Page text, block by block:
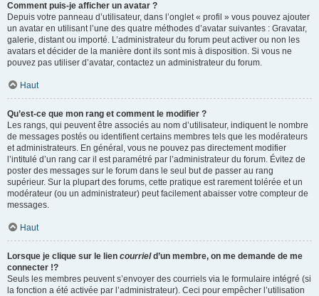
Comment puis-je afficher un avatar ?
Depuis votre panneau d’utilisateur, dans l’onglet « profil » vous pouvez ajouter
un avatar en utilisant l’une des quatre méthodes d’avatar suivantes : Gravatar,
galerie, distant ou importé. L’administrateur du forum peut activer ou non les
avatars et décider de la manière dont ils sont mis à disposition. Si vous ne
pouvez pas utiliser d’avatar, contactez un administrateur du forum.
Haut
Qu’est-ce que mon rang et comment le modifier ?
Les rangs, qui peuvent être associés au nom d’utilisateur, indiquent le nombre
de messages postés ou identifient certains membres tels que les modérateurs
et administrateurs. En général, vous ne pouvez pas directement modifier
l’intitulé d’un rang car il est paramétré par l’administrateur du forum. Évitez de
poster des messages sur le forum dans le seul but de passer au rang
supérieur. Sur la plupart des forums, cette pratique est rarement tolérée et un
modérateur (ou un administrateur) peut facilement abaisser votre compteur de
messages.
Haut
Lorsque je clique sur le lien courrield’un membre, on me demande de me
connecter !?
Seuls les membres peuvent s’envoyer des courriels via le formulaire intégré (si
la fonction a été activée par l’administrateur). Ceci pour empêcher l’utilisation